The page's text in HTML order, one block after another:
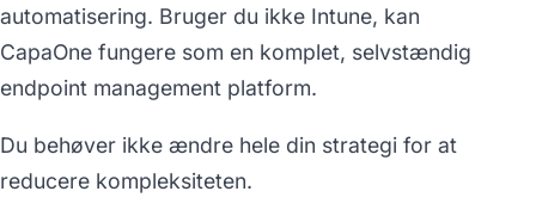
automatisering. Bruger du ikke Intune, kan
CapaOne fungere som en komplet, selvstændig
endpoint management platform.
Du behøver ikke ændre hele din strategi for at
reducere kompleksiteten.